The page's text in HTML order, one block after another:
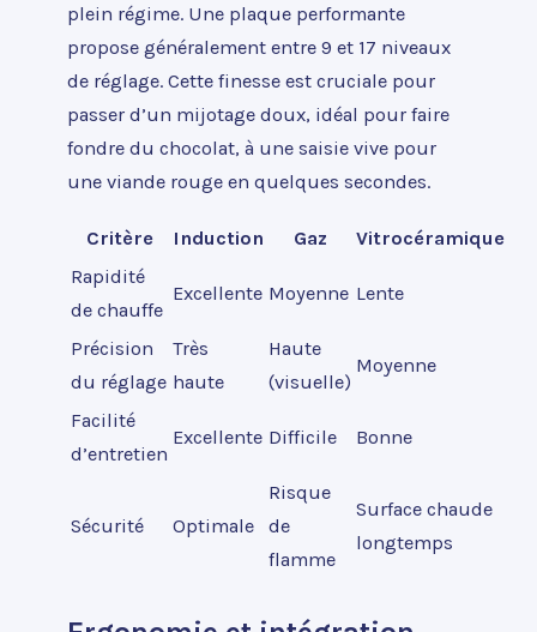
plein régime. Une plaque performante
propose généralement entre 9 et 17 niveaux
de réglage. Cette finesse est cruciale pour
passer d’un mijotage doux, idéal pour faire
fondre du chocolat, à une saisie vive pour
une viande rouge en quelques secondes.
Critère Induction Gaz
Vitrocéramique
Rapidité
de chauffe
Excellente Moyenne Lente
Précision
du réglage
Très
haute
Haute
(visuelle)
Moyenne
Facilité
d’entretien
Excellente Difficile Bonne
Sécurité Optimale
Risque
de
flamme
Surface chaude
longtemps